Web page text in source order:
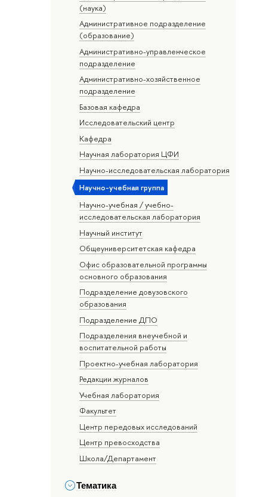
(наука)
Административное подразделение
(образование)
Административно-управленческое
подразделение
Административно-хозяйственное
подразделение
Базовая кафедра
Исследовательский центр
Кафедра
Научная лаборатория ЦФИ
Научно-исследовательская лаборатория
Научно-учебная группа
Научно-учебная / учебно-
исследовательская лаборатория
Научный институт
Общеуниверситетская кафедра
Офис образовательной программы
основного образования
Подразделение довузовского
образования
Подразделение ДПО
Подразделения внеучебной и
воспитательной работы
Проектно-учебная лаборатория
Редакции журналов
Учебная лаборатория
Факультет
Центр передовых исследований
Центр превосходства
Школа/Департамент
Тематика